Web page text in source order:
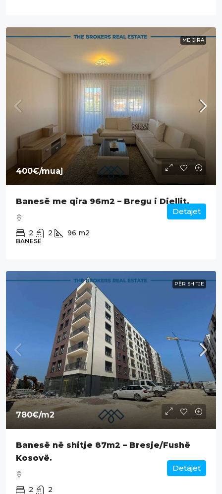
ME QIRA
400€/muaj
Banesë me qira 96m2 – Bregu i Diellit.
2 2 96 m2
BANESË
Detajet
PËR SHITJE
780€/m2
Banesë në shitje 87m2 – Bresje/Fushë
Kosovë.
2 2
Detajet